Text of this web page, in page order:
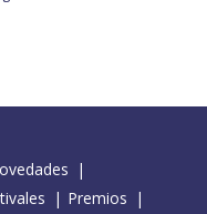
Premios